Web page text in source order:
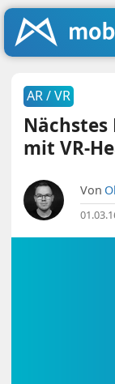
AR / VR
Nächstes
mit VR-
Von